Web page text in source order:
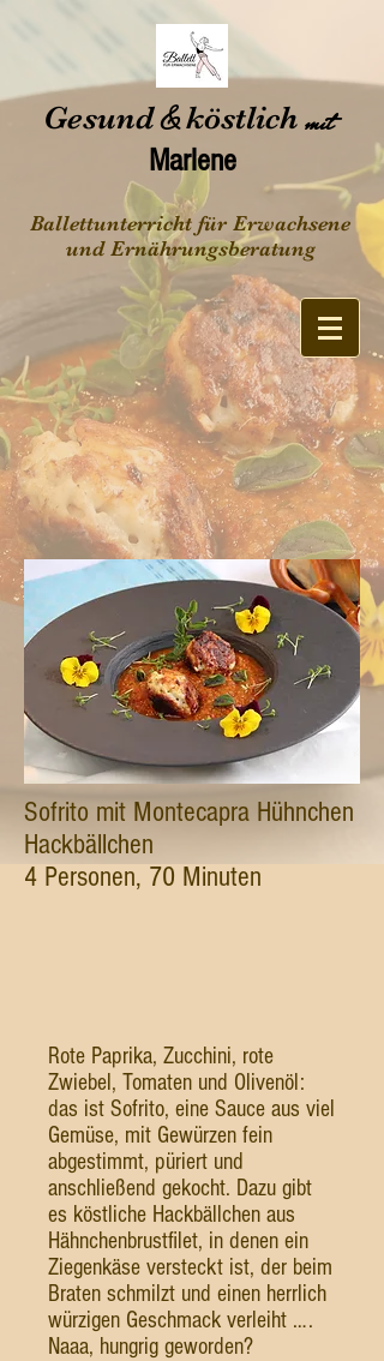
Gesund&köstlichmit
Marlene
Ballettunterricht für Erwachsene
und Ernährungsberatung
Sofrito mit Montecapra Hühnchen
Hackbällchen
4 Personen, 70 Minuten
Rote Paprika, Zucchini, rote
Zwiebel, Tomaten und Olivenöl:
das ist Sofrito, eine Sauce aus viel
Gemüse, mit Gewürzen fein
abgestimmt, püriert und
anschließend gekocht. Dazu gibt
es köstliche Hackbällchen aus
Hähnchenbrustfilet, in denen ein
Ziegenkäse versteckt ist, der beim
Braten schmilzt und einen herrlich
würzigen Geschmack verleiht ….
Naaa, hungrig geworden?